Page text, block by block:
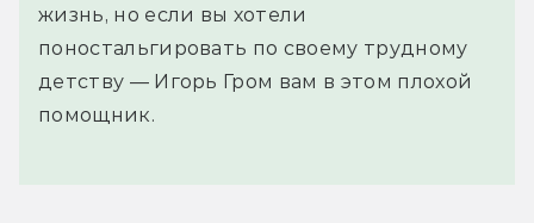
жизнь, но если вы хотели
поностальгировать по своему трудному
детству — Игорь Гром вам в этом плохой
помощник.